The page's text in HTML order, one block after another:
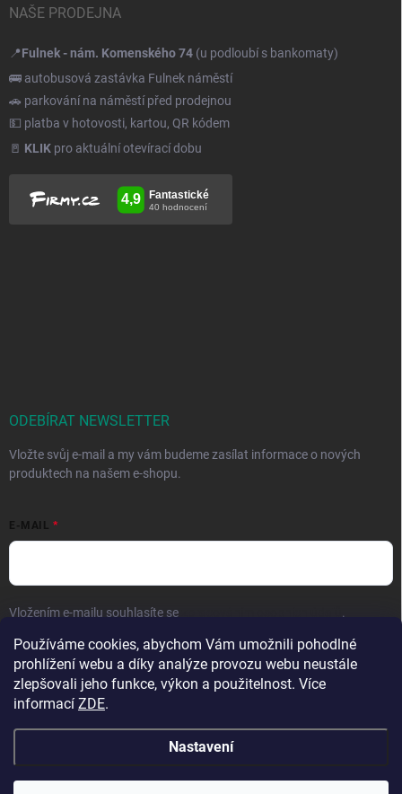
Používáme cookies, abychom Vám umožnili pohodlné
prohlížení webu a díky analýze provozu webu neustále
zlepšovali jeho funkce, výkon a použitelnost. Více
informací ZDE.
Nastavení
NAŠE PRODEJNA
📍Fulnek - nám. Komenského 74 (u podloubí s bankomaty)
🚌 autobusová zastávka Fulnek náměstí
🚗 parkování na náměstí před prodejnou
💵 platba v hotovosti, kartou, QR kódem
🚪 KLIK pro aktuální otevírací dobu
ODEBÍRAT NEWSLETTER
Vložte svůj e-mail a my vám budeme zasílat informace o nových
produktech na našem e-shopu.
E-MAIL
Vložením e-mailu souhlasíte se .
Přihlásit se
Copyright 2026Hračky vzdělávačky. Všechna práva vyhrazena.Upravit